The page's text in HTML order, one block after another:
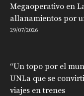
Megaoperativo en
allanamientos por
29/07/2026
“Un topo por el
UNLa que se
viajes en trenes